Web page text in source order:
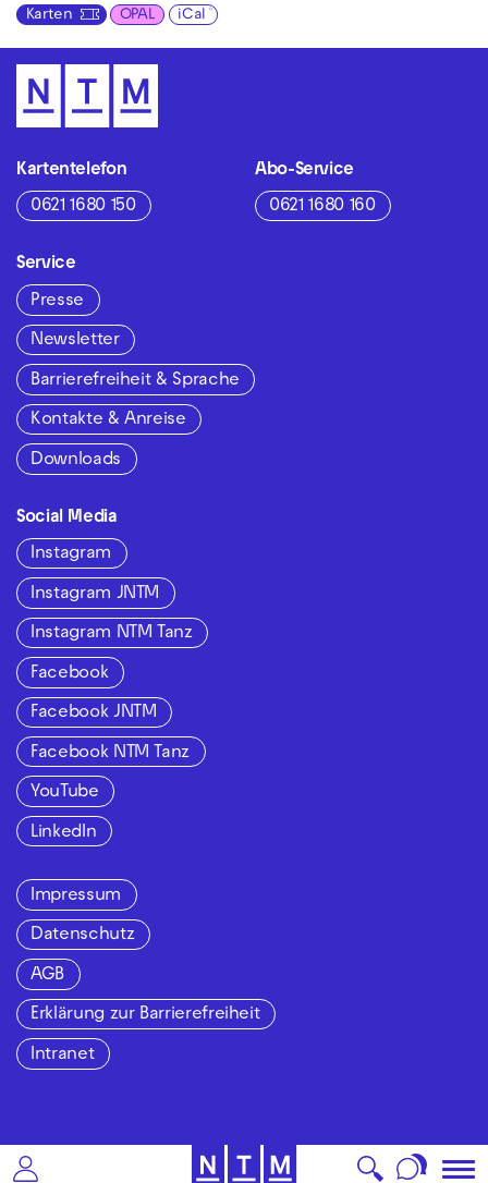
Karten OPAL iCal
Kartentelefon
0621 1680 150
Abo-Service
0621 1680 160
Service
Presse
Newsletter
Barrierefreiheit & Sprache
Kontakte & Anreise
Downloads
Social Media
Instagram
Instagram JNTM
Instagram NTM Tanz
Facebook
Facebook JNTM
Facebook NTM Tanz
YouTube
LinkedIn
Impressum
Datenschutz
AGB
Erklärung zur Barrierefreiheit
Intranet